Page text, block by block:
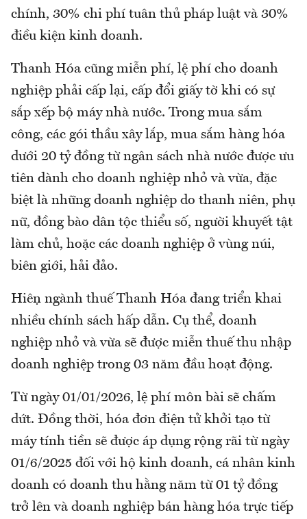
chính, 30% chi phí tuân thủ pháp luật và 30%
điều kiện kinh doanh.
Thanh Hóa cũng miễn phí, lệ phí cho doanh
nghiệp phải cấp lại, cấp đổi giấy tờ khi có sự
sắp xếp bộ máy nhà nước. Trong mua sắm
công, các gói thầu xây lắp, mua sắm hàng hóa
dưới 20 tỷ đồng từ ngân sách nhà nước được ưu
tiên dành cho doanh nghiệp nhỏ và vừa, đặc
biệt là những doanh nghiệp do thanh niên, phụ
nữ, đồng bào dân tộc thiểu số, người khuyết tật
làm chủ, hoặc các doanh nghiệp ở vùng núi,
biên giới, hải đảo.
Hiện ngành thuế Thanh Hóa đang triển khai
nhiều chính sách hấp dẫn. Cụ thể, doanh
nghiệp nhỏ và vừa sẽ được miễn thuế thu nhập
doanh nghiệp trong 03 năm đầu hoạt động.
Từ ngày 01/01/2026, lệ phí môn bài sẽ chấm
dứt. Đồng thời, hóa đơn điện tử khởi tạo từ
máy tính tiền sẽ được áp dụng rộng rãi từ ngày
01/6/2025 đối với hộ kinh doanh, cá nhân kinh
doanh có doanh thu hằng năm từ 01 tỷ đồng
trở lên và doanh nghiệp bán hàng hóa trực tiếp